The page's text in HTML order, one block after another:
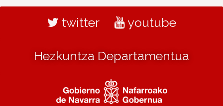
twitter youtube
Hezkuntza Departamentua